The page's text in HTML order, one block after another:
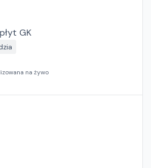
GK
na żywo